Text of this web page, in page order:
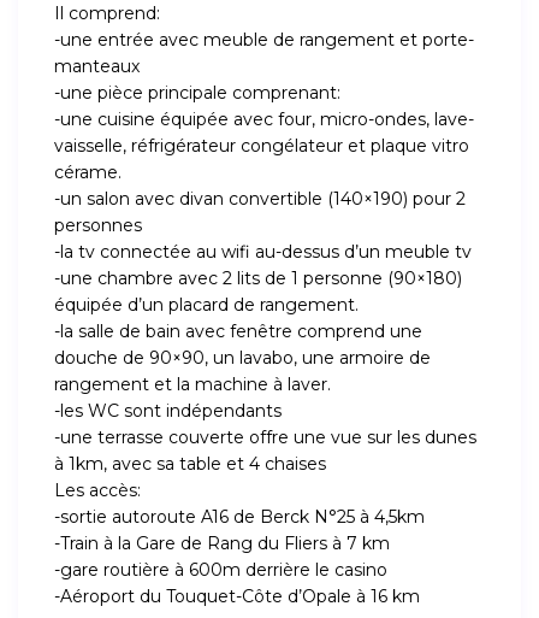
Il comprend:
-une entrée avec meuble de rangement et porte-
manteaux
-une pièce principale comprenant:
-une cuisine équipée avec four, micro-ondes, lave-
vaisselle, réfrigérateur congélateur et plaque vitro
cérame.
-un salon avec divan convertible (140×190) pour 2
personnes
-la tv connectée au wifi au-dessus d’un meuble tv
-une chambre avec 2 lits de 1 personne (90×180)
équipée d’un placard de rangement.
-la salle de bain avec fenêtre comprend une
douche de 90×90, un lavabo, une armoire de
rangement et la machine à laver.
-les WC sont indépendants
-une terrasse couverte offre une vue sur les dunes
à 1km, avec sa table et 4 chaises
Les accès:
-sortie autoroute A16 de Berck N°25 à 4,5km
-Train à la Gare de Rang du Fliers à 7 km
-gare routière à 600m derrière le casino
-Aéroport du Touquet-Côte d’Opale à 16 km